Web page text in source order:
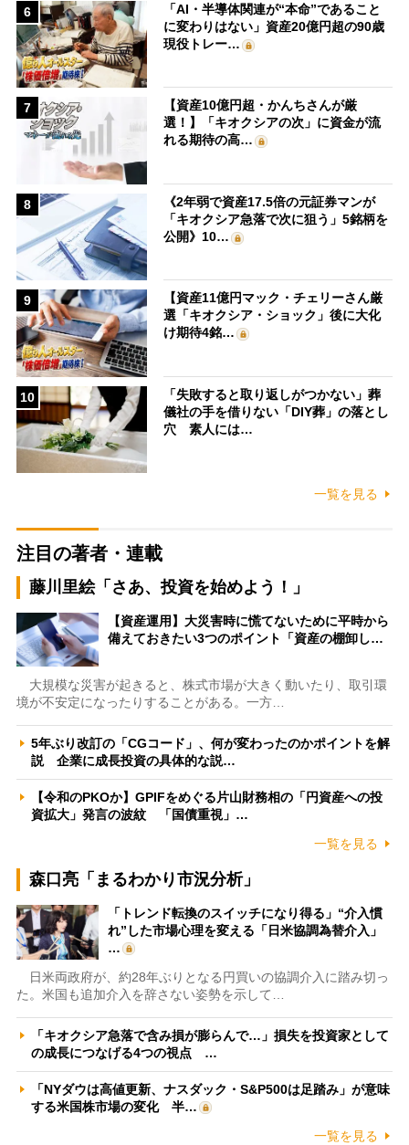
6
「AI・半導体関連が“本命”であること
に変わりはない」資産20億円超の90歳
現役トレー…
7
【資産10億円超・かんちさんが厳
選！】「キオクシアの次」に資金が流
れる期待の高…
8
《2年弱で資産17.5倍の元証券マンが
「キオクシア急落で次に狙う」5銘柄を
公開》10…
9
【資産11億円マック・チェリーさん厳
選「キオクシア・ショック」後に大化
け期待4銘…
10
「失敗すると取り返しがつかない」葬
儀社の手を借りない「DIY葬」の落とし
穴 素人には…
一覧を見る
注目の著者・連載
藤川里絵「さあ、投資を始めよう！」
【資産運用】大災害時に慌てないために平時から
備えておきたい3つのポイント「資産の棚卸し…
大規模な災害が起きると、株式市場が大きく動いたり、取引環
境が不安定になったりすることがある。一方…
5年ぶり改訂の「CGコード」、何が変わったのかポイントを解
説 企業に成長投資の具体的な説…
【令和のPKOか】GPIFをめぐる片山財務相の「円資産への投
資拡大」発言の波紋 「国債重視」…
一覧を見る
森口亮「まるわかり市況分析」
「トレンド転換のスイッチになり得る」“介入慣
れ”した市場心理を変える「日米協調為替介入」
…
日米両政府が、約28年ぶりとなる円買いの協調介入に踏み切っ
た。米国も追加介入を辞さない姿勢を示して…
「キオクシア急落で含み損が膨らんで…」損失を投資家として
の成長につなげる4つの視点 …
「NYダウは高値更新、ナスダック・S&P500は足踏み」が意味
する米国株市場の変化 半…
一覧を見る